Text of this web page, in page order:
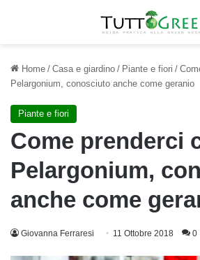
Home / Casa e giardino / Piante e fiori /
Pelargonium, conosciuto anche come geranio
Piante e fiori
Come prenderci
Pelargonium,
anche come
Giovanna Ferraresi 11 Ottobre 2018 0